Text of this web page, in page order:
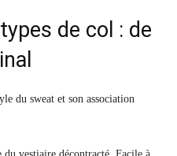
de col : de
du sweat et son association